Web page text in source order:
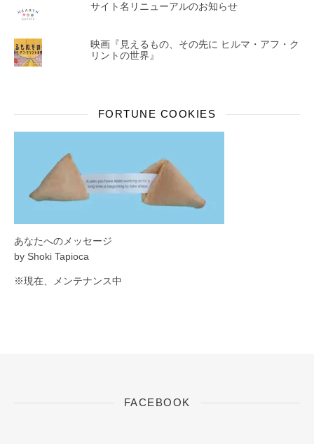
サイト名リニューアルのお知らせ
映画『見えるもの、その先に ヒルマ・アフ・ク
リントの世界』
FORTUNE COOKIES
あなたへのメッセージ
by Shoki Tapioca
※現在、メンテナンス中
FACEBOOK